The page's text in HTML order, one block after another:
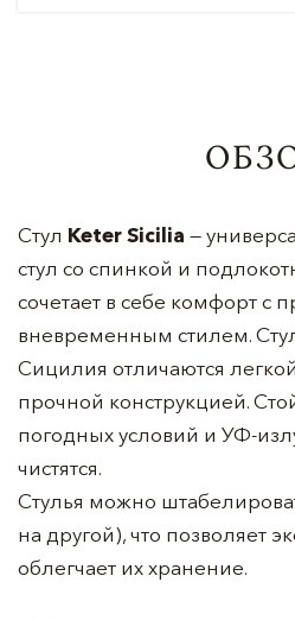
Стул Keter Sicilia —
стул со спинкой и
сочетает в себе комфорт с
вневременным стилем.
Сицилия отличаются
прочной конструкцией.
погодных условий и УФ-
чистятся.
Стулья можно
на другой), что позволяет
облегчает их хранение.